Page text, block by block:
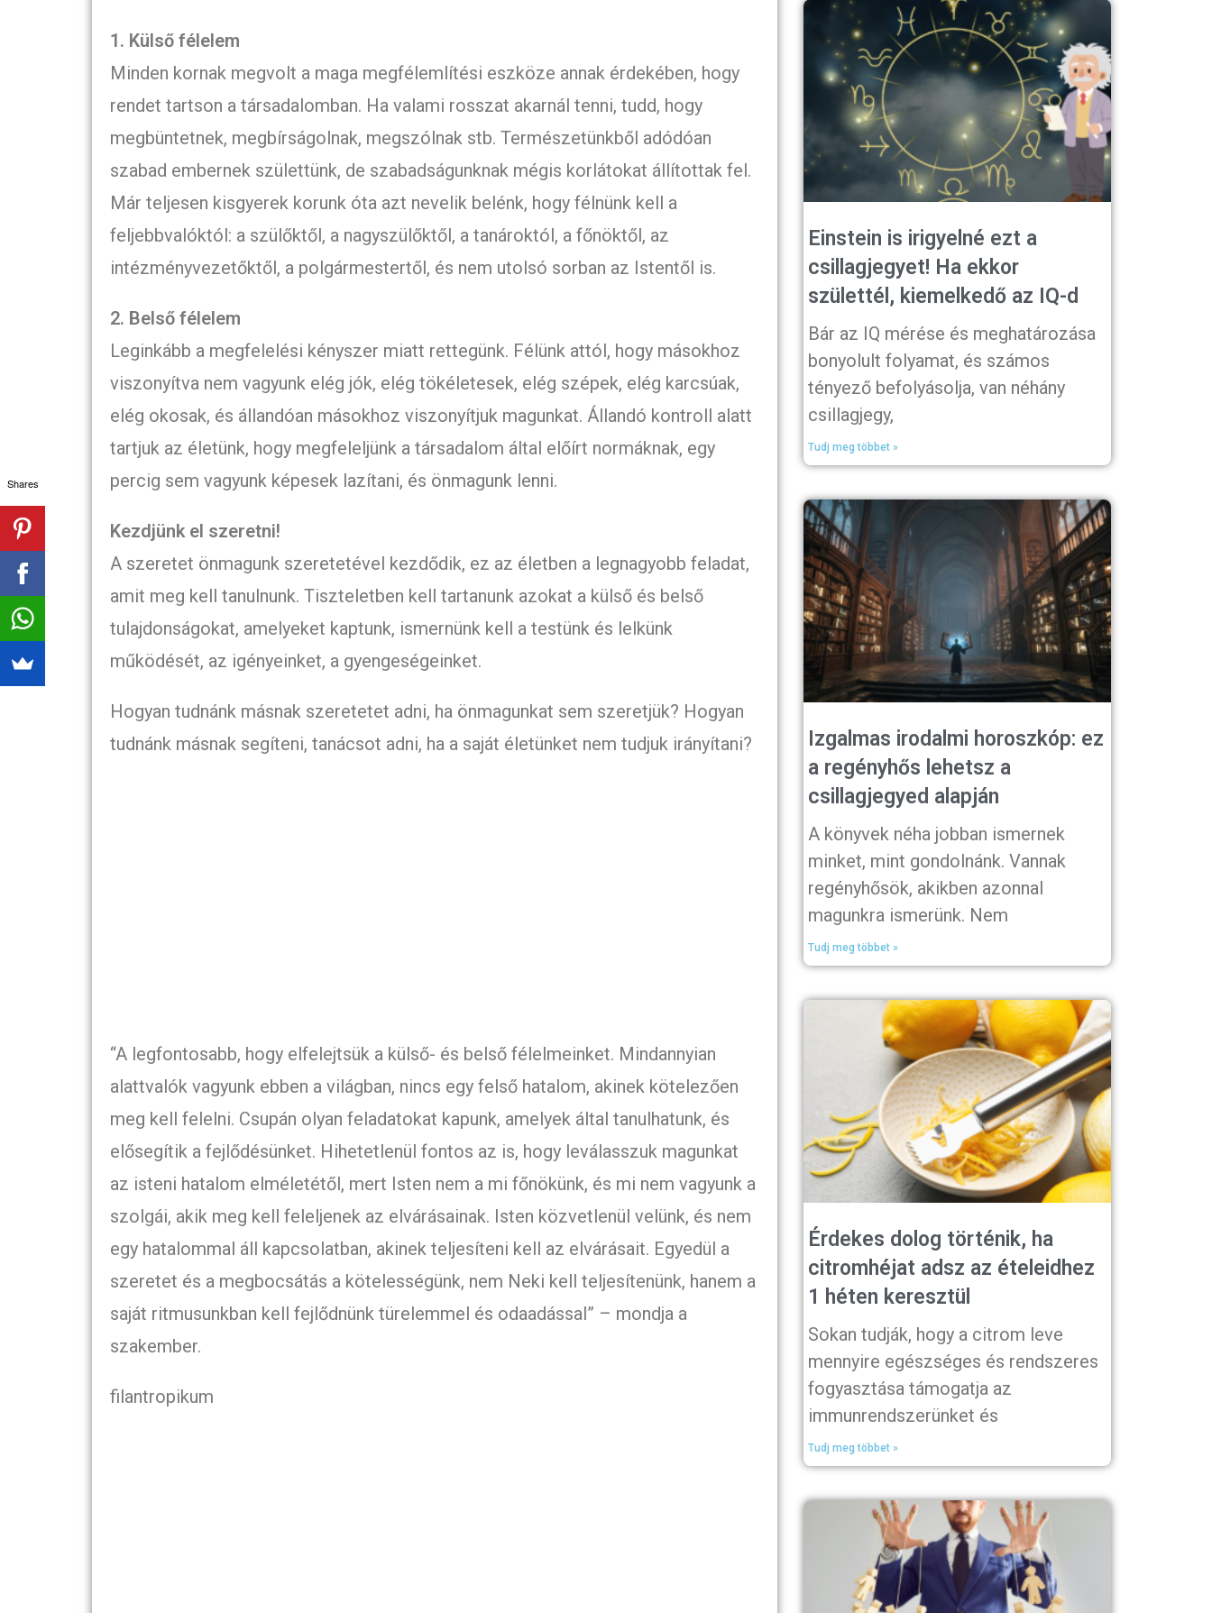
1. Külső félelem
Minden kornak megvolt a maga megfélemlítési eszköze annak érdekében, hogy
rendet tartson a társadalomban. Ha valami rosszat akarnál tenni, tudd, hogy
megbüntetnek, megbírságolnak, megszólnak stb. Természetünkből adódóan
szabad embernek születtünk, de szabadságunknak mégis korlátokat állítottak fel.
Már teljesen kisgyerek korunk óta azt nevelik belénk, hogy félnünk kell a
feljebbvalóktól: a szülőktől, a nagyszülőktől, a tanároktól, a főnöktől, az
intézményvezetőktől, a polgármestertől, és nem utolsó sorban az Istentől is.
2. Belső félelem
Leginkább a megfelelési kényszer miatt rettegünk. Félünk attól, hogy másokhoz
viszonyítva nem vagyunk elég jók, elég tökéletesek, elég szépek, elég karcsúak,
elég okosak, és állandóan másokhoz viszonyítjuk magunkat. Állandó kontroll alatt
tartjuk az életünk, hogy megfeleljünk a társadalom által előírt normáknak, egy
percig sem vagyunk képesek lazítani, és önmagunk lenni.
Kezdjünk el szeretni!
A szeretet önmagunk szeretetével kezdődik, ez az életben a legnagyobb feladat,
amit meg kell tanulnunk. Tiszteletben kell tartanunk azokat a külső és belső
tulajdonságokat, amelyeket kaptunk, ismernünk kell a testünk és lelkünk
működését, az igényeinket, a gyengeségeinket.
Hogyan tudnánk másnak szeretetet adni, ha önmagunkat sem szeretjük? Hogyan
tudnánk másnak segíteni, tanácsot adni, ha a saját életünket nem tudjuk irányítani?
“A legfontosabb, hogy elfelejtsük a külső- és belső félelmeinket. Mindannyian
alattvalók vagyunk ebben a világban, nincs egy felső hatalom, akinek kötelezően
meg kell felelni. Csupán olyan feladatokat kapunk, amelyek által tanulhatunk, és
elősegítik a fejlődésünket. Hihetetlenül fontos az is, hogy leválasszuk magunkat
az isteni hatalom elméletétől, mert Isten nem a mi főnökünk, és mi nem vagyunk a
szolgái, akik meg kell feleljenek az elvárásainak. Isten közvetlenül velünk, és nem
egy hatalommal áll kapcsolatban, akinek teljesíteni kell az elvárásait. Egyedül a
szeretet és a megbocsátás a kötelességünk, nem Neki kell teljesítenünk, hanem a
saját ritmusunkban kell fejlődnünk türelemmel és odaadással” – mondja a
szakember.
filantropikum
Einstein is irigyelné ezt a
csillagjegyet! Ha ekkor
születtél, kiemelkedő az IQ-d
Bár az IQ mérése és meghatározása
bonyolult folyamat, és számos
tényező befolyásolja, van néhány
csillagjegy,
Tudj meg többet »
Izgalmas irodalmi horoszkóp: ez
a regényhős lehetsz a
csillagjegyed alapján
A könyvek néha jobban ismernek
minket, mint gondolnánk. Vannak
regényhősök, akikben azonnal
magunkra ismerünk. Nem
Tudj meg többet »
Érdekes dolog történik, ha
citromhéjat adsz az ételeidhez
1 héten keresztül
Sokan tudják, hogy a citrom leve
mennyire egészséges és rendszeres
fogyasztása támogatja az
immunrendszerünket és
Tudj meg többet »
Shares